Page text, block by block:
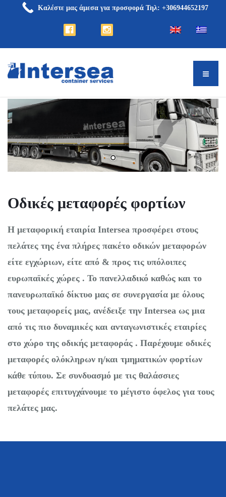
Οδικές μεταφορές φορτίων
Η μεταφορική εταιρία Intersea προσφέρει στους
πελάτες της ένα πλήρες πακέτο οδικών μεταφορών
είτε εγχώριων, είτε από & προς τις υπόλοιπες
ευρωπαϊκές χώρες . Το πανελλαδικό καθώς και το
πανευρωπαϊκό δίκτυο μας σε συνεργασία με όλους
τους μεταφορείς μας, ανέδειξε την Intersea ως μια
από τις πιο δυναμικές και ανταγωνιστικές εταιρίες
στο χώρο της οδικής μεταφοράς . Παρέχουμε οδικές
μεταφορές ολόκληρων η/και τμηματικών φορτίων
κάθε τύπου. Σε συνδυασμό με τις θαλάσσιες
μεταφορές επιτυγχάνουμε το μέγιστο όφελος για τους
πελάτες μας.
Καλέστε μας άμεσα για προσφορά Τηλ: +306944652197